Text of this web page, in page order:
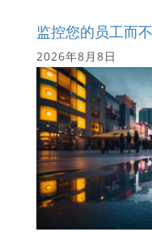
监控您的员工而
2026年8月8日